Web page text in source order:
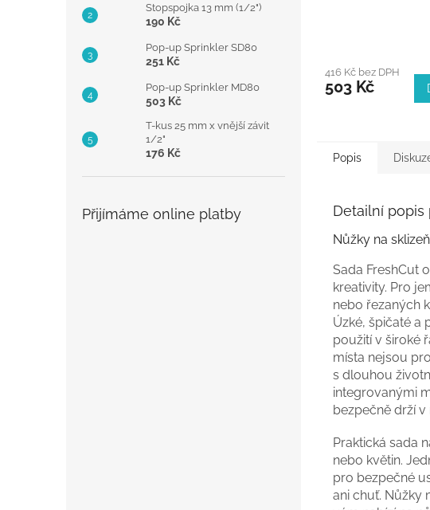
Stopspojka 13 mm (1/2")
190 Kč
Pop-up Sprinkler SD80
251 Kč
Pop-up Sprinkler MD80
503 Kč
T-kus 25 mm x vnější závit
1/2"
176 Kč
Přijímáme online platby
416 Kč bez DPH
503 Kč
Popis
Detailní popis
Nůžky na
Sada FreshCut
kreativity. Pro
nebo řezaných
Úzké, špičaté a
použití v široké
místa nejsou
s dlouhou
integrovanými
bezpečně drží v
Praktická sada
nebo květin.
pro bezpečné
ani chuť. Nůžky